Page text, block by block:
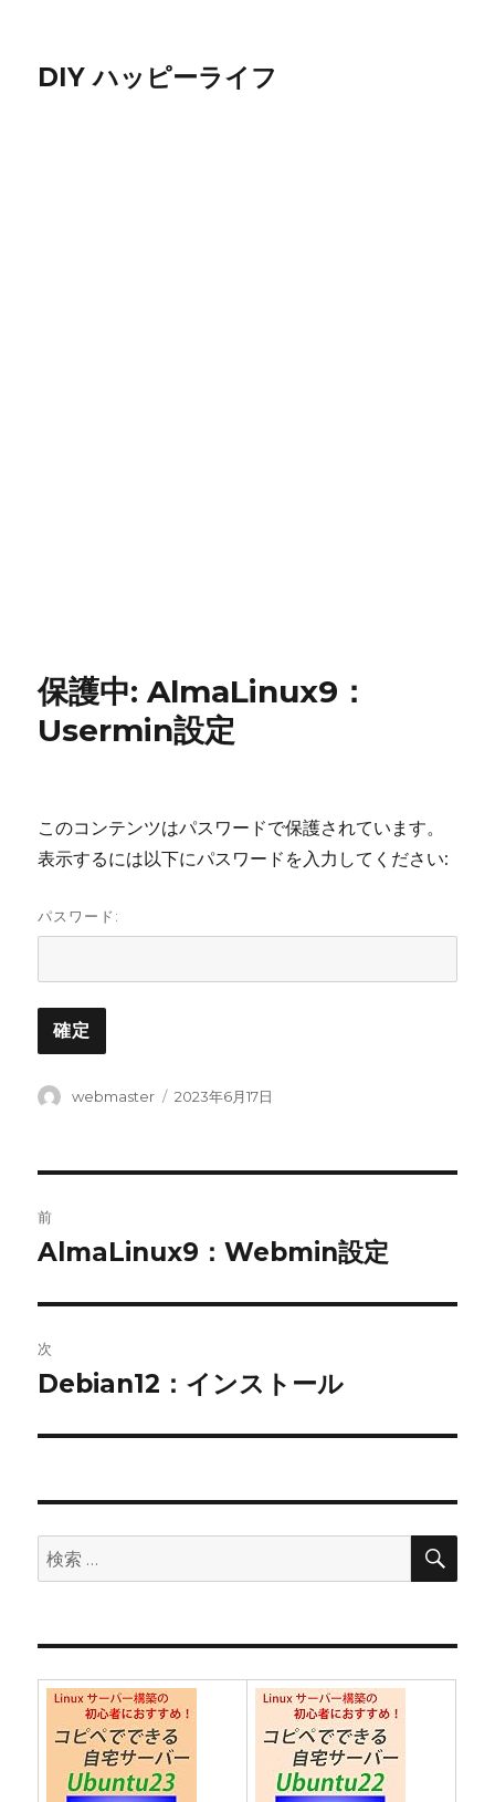
DIY ハッピーライフ
保護中: AlmaLinux9：
Usermin設定
このコンテンツはパスワードで保護されています。
表示するには以下にパスワードを入力してください:
パスワード:
投
webmaster
投
2023年6月17日
稿
ビ
ゲ
ー
ン
前
前
投
稿:
AlmaLinux9：Webmin設定
次
次
投
Debian12：インストール
検
索:
検